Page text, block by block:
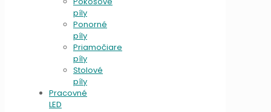
píly
Ponorné
píly
Priamočiare
píly
Stolové
píly
Pracovné
LED